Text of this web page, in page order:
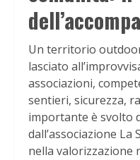
Un territorio
lasciato
associazioni,
sentieri, sicurezza,
importante è svolto
dall’associazione
nella valorizzazione